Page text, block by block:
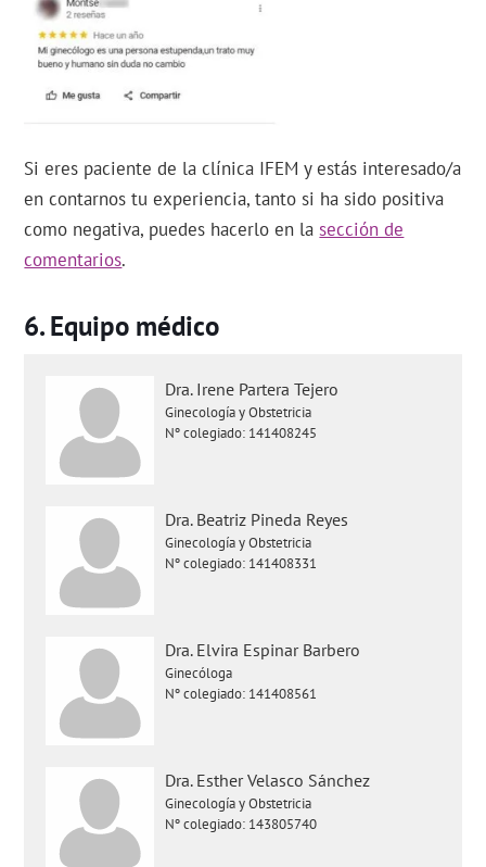
Si eres paciente de la clínica IFEM y estás interesado/a
en contarnos tu experiencia, tanto si ha sido positiva
como negativa, puedes hacerlo en lasección de
comentarios.
Equipo médico
Dra. Irene Partera Tejero
Ginecología y Obstetricia
Nº colegiado: 141408245
Dra. Beatriz Pineda Reyes
Ginecología y Obstetricia
Nº colegiado: 141408331
Dra. Elvira Espinar Barbero
Ginecóloga
Nº colegiado: 141408561
Dra. Esther Velasco Sánchez
Ginecología y Obstetricia
Nº colegiado: 143805740